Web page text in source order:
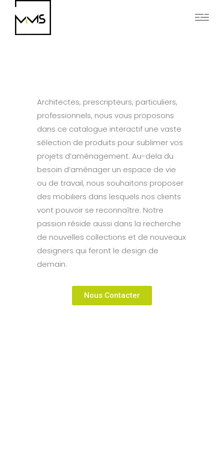
Architectes, prescripteurs, particuliers,
professionnels, nous vous proposons
dans ce catalogue interactif une vaste
sélection de produits pour sublimer vos
projets d’aménagement. Au-dela du
besoin d’aménager un espace de vie
ou de travail, nous souhaitons proposer
des mobiliers dans lesquels nos clients
vont pouvoir se reconnaître. Notre
passion réside aussi dans la recherche
de nouvelles collections et de nouveaux
designers qui feront le design de
demain.
Nous Contacter